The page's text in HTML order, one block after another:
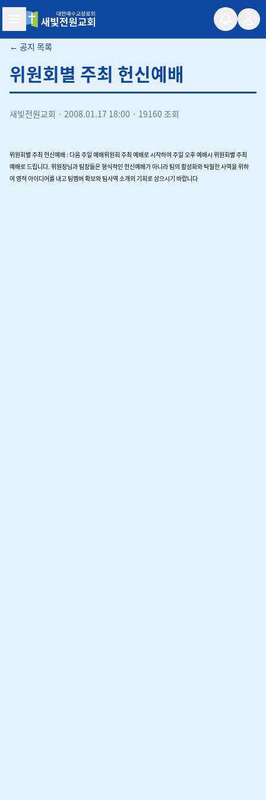
새빛전원교회
← 공지 목록
위원회별 주최 헌신예배
새빛전원교회 · 2008.01.17 18:00 · 19160 조회
위원회별 주최 헌신예배 : 다음 주일 예배위원회 주최 예배로 시작하여 주일 오후 예배시 위원회별 주최
예배로 드립니다. 위원장님과 팀장들은 형식적인 헌신예배가 아니라 팀의 활성화와 탁월한 사역을 위하
여 영적 아이디어를 내고 팀멤버 확보와 팀사역 소개의 기회로 삼으시기 바랍니다